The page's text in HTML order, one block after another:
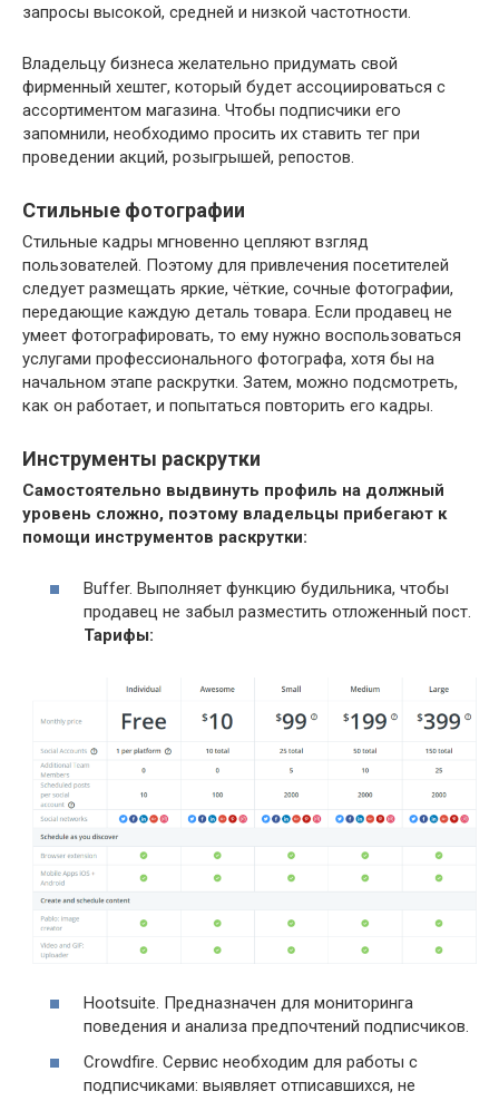
запросы высокой, средней и низкой частотности.
Владельцу бизнеса желательно придумать свой
фирменный хештег, который будет ассоциироваться с
ассортиментом магазина. Чтобы подписчики его
запомнили, необходимо просить их ставить тег при
проведении акций, розыгрышей, репостов.
Стильные фотографии
Стильные кадры мгновенно цепляют взгляд
пользователей. Поэтому для привлечения посетителей
следует размещать яркие, чёткие, сочные фотографии,
передающие каждую деталь товара. Если продавец не
умеет фотографировать, то ему нужно воспользоваться
услугами профессионального фотографа, хотя бы на
начальном этапе раскрутки. Затем, можно подсмотреть,
как он работает, и попытаться повторить его кадры.
Инструменты раскрутки
Самостоятельно выдвинуть профиль на должный
уровень сложно, поэтому владельцы прибегают к
помощи инструментов раскрутки:
Buffer. Выполняет функцию будильника, чтобы
продавец не забыл разместить отложенный пост.
Тарифы:
Hootsuite. Предназначен для мониторинга
поведения и анализа предпочтений подписчиков.
Crowdfire. Сервис необходим для работы с
подписчиками: выявляет отписавшихся, не